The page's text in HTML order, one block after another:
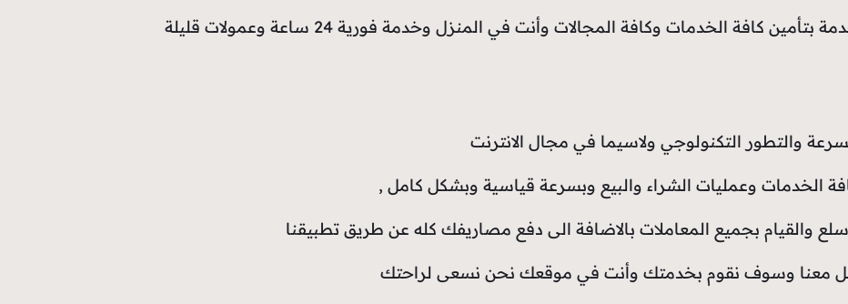
الخدمات وكافة المجالات وأنت في المنزل وخدمة فورية 24 ساعة وعمولات قليلة
والتطور التكنولوجي ولاسيما في مجال الانترنت
الخدمات وعمليات الشراء والبيع وبسرعة قياسية وبشكل كامل ,
والقيام بجميع المعاملات بالاضافة الى دفع مصاريفك كله عن طريق تطبيقنا
معنا وسوف نقوم بخدمتك وأنت في موقعك نحن نسعى لراحتك